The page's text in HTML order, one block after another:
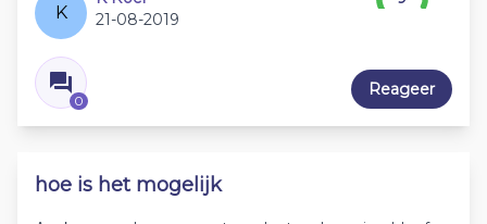
K
21-08-2019
0
Reageer
hoe is het mogelijk